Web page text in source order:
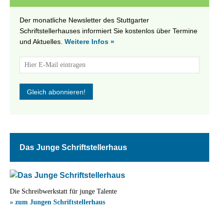
Der monatliche Newsletter des Stuttgarter
Schriftstellerhauses informiert Sie kostenlos über Termine
und Aktuelles. Weitere Infos »
Das Junge Schriftstellerhaus
Die Schreibwerkstatt für junge Talente
» zum Jungen Schriftstellerhaus